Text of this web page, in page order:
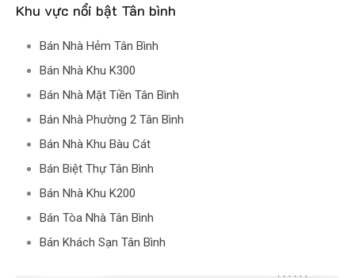
Khu vực nổi bật Tân bình
Bán Nhà Hẻm Tân Bình
Bán Nhà Khu K300
Bán Nhà Mặt Tiền Tân Bình
Bán Nhà Phường 2 Tân Bình
Bán Nhà Khu Bàu Cát
Bán Biệt Thự Tân Bình
Bán Nhà Khu K200
Bán Tòa Nhà Tân Bình
Bán Khách Sạn Tân Bình